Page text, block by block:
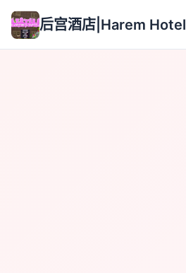
后宫酒店|Harem Hotel